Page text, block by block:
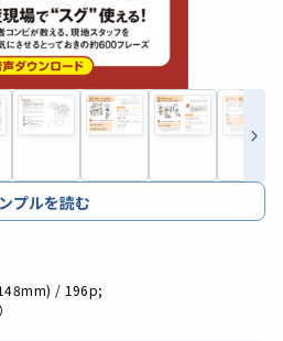
プルを読む
/ 196p;